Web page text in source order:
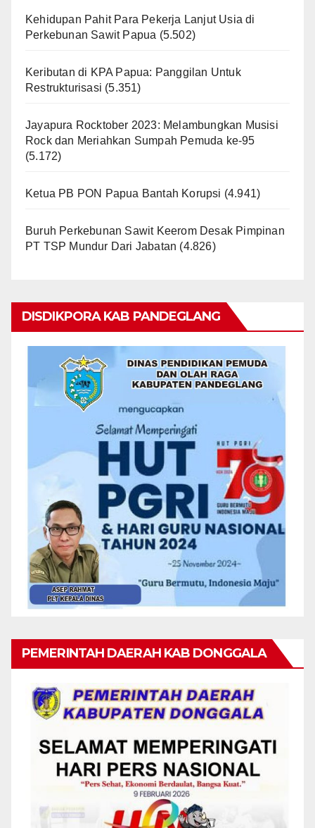
Kehidupan Pahit Para Pekerja Lanjut Usia di
Perkebunan Sawit Papua (5.502)
Keributan di KPA Papua: Panggilan Untuk
Restrukturisasi (5.351)
Jayapura Rocktober 2023: Melambungkan Musisi
Rock dan Meriahkan Sumpah Pemuda ke-95
(5.172)
Ketua PB PON Papua Bantah Korupsi (4.941)
Buruh Perkebunan Sawit Keerom Desak Pimpinan
PT TSP Mundur Dari Jabatan (4.826)
DISDIKPORA KAB PANDEGLANG
PEMERINTAH DAERAH KAB DONGGALA